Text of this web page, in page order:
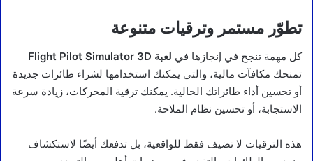
تطوّر مستمر وترقيات متنوعة
كل مهمة تنجح في إنجازها في لعبة Flight Pilot Simulator 3D
تمنحك مكافآت مالية، والتي يمكنك استخدامها لشراء طائرات جديدة
أو تحسين أداء طائراتك الحالية. يمكنك ترقية المحركات، زيادة سرعة
الاستجابة، أو تحسين نظام الملاحة.
هذه الترقيات لا تضيف فقط للواقعية، بل تدفعك أيضًا لاستكشاف